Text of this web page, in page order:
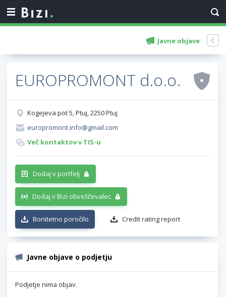
Javne objave
EUROPROMONT d.o.o.
Kogejeva pot 5, Ptuj, 2250 Ptuj
europromont.info@gmail.com
Več kontaktov v TIS-u
Dodaj v portfelj
Dodaj v Bizi obveščevalec
Bonitetno poročilo Credit rating report
Javne objave o podjetju
Podjetje nima objav.